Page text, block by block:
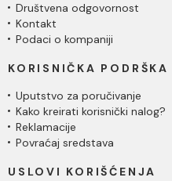
Društvena odgovornost
Kontakt
Podaci o kompaniji
KORISNIČKA PODRŠKA
Uputstvo za poručivanje
Kako kreirati korisnički nalog?
Reklamacije
Povraćaj sredstava
USLOVI KORIŠĆENJA